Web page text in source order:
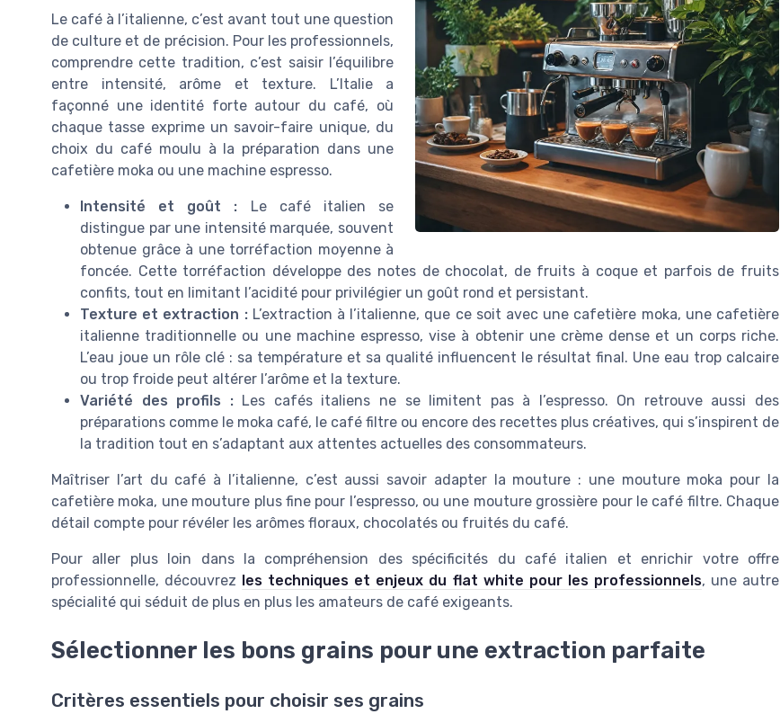
Le café à l’italienne, c’est avant tout une question
de culture et de précision. Pour les professionnels,
comprendre cette tradition, c’est saisir l’équilibre
entre intensité, arôme et texture. L’Italie a
façonné une identité forte autour du café, où
chaque tasse exprime un savoir-faire unique, du
choix du café moulu à la préparation dans une
cafetière moka ou une machine espresso.
Intensité et goût : Le café italien se
distingue par une intensité marquée, souvent
obtenue grâce à une torréfaction moyenne à
foncée. Cette torréfaction développe des notes de chocolat, de fruits à coque et parfois de fruits
confits, tout en limitant l’acidité pour privilégier un goût rond et persistant.
Texture et extraction :L’extraction à l’italienne, que ce soit avec une cafetière moka, une cafetière
italienne traditionnelle ou une machine espresso, vise à obtenir une crème dense et un corps riche.
L’eau joue un rôle clé : sa température et sa qualité influencent le résultat final. Une eau trop calcaire
ou trop froide peut altérer l’arôme et la texture.
Variété des profils :Les cafés italiens ne se limitent pas à l’espresso. On retrouve aussi des
préparations comme le moka café, le café filtre ou encore des recettes plus créatives, qui s’inspirent de
la tradition tout en s’adaptant aux attentes actuelles des consommateurs.
Maîtriser l’art du café à l’italienne, c’est aussi savoir adapter la mouture : une mouture moka pour la
cafetière moka, une mouture plus fine pour l’espresso, ou une mouture grossière pour le café filtre. Chaque
détail compte pour révéler les arômes floraux, chocolatés ou fruités du café.
Pour aller plus loin dans la compréhension des spécificités du café italien et enrichir votre offre
professionnelle, découvrez les techniques et enjeux du flat white pour les professionnels, une autre
spécialité qui séduit de plus en plus les amateurs de café exigeants.
Sélectionner les bons grains pour une extraction parfaite
Critères essentiels pour choisir ses grains